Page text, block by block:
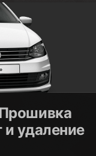
Прошивка
удаление